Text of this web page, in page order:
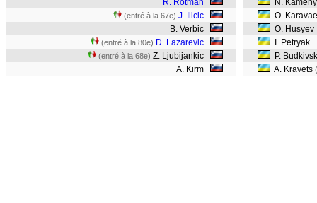
R. Rotman
(entré à la 67e) J. Ilicic
B. Verbic
(entré à la 80e) D. Lazarevic
(entré à la 68e) Z. Ljubijankic
A. Kirm
N.
O.
O. Husyev
I. Petryak
P.
A. Kravets